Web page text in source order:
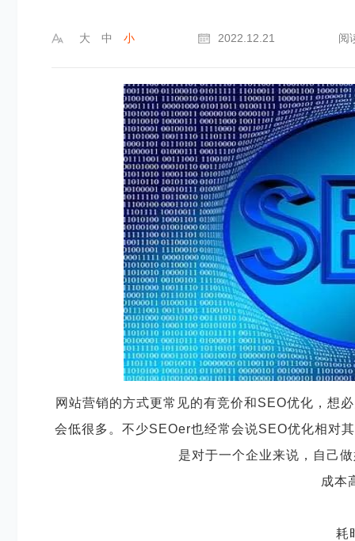
大 中 小 2022.12.21 阅
网站营销的方式更常见的有竞价和SEO优化，想
会低很多。不少SEOer也经常会说SEO优化相对
是对于一个企业来说，自己
成本
耗
以新视角搭建线上浏览空间